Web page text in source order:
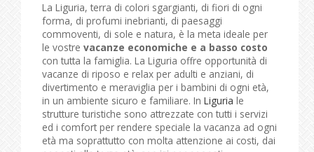
La Liguria, terra di colori sgargianti, di fiori di ogni
forma, di profumi inebrianti, di paesaggi
commoventi, di sole e natura, è la meta ideale per
le vostre vacanze economiche e a basso costo
con tutta la famiglia. La Liguria offre opportunità di
vacanze di riposo e relax per adulti e anziani, di
divertimento e meraviglia per i bambini di ogni età,
in un ambiente sicuro e familiare. In Liguria le
strutture turistiche sono attrezzate con tutti i servizi
ed i comfort per rendere speciale la vacanza ad ogni
età ma soprattutto con molta attenzione ai costi, dai